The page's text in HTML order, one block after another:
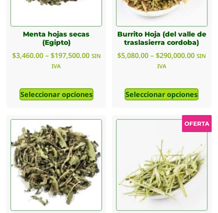
Menta hojas secas
(Egipto)
$3,460.00 – $197,500.00 SIN
IVA
Seleccionar opciones
Burrito Hoja (del valle de
traslasierra cordoba)
$5,080.00 – $290,000.00 SIN
IVA
Seleccionar opciones
OFERTA